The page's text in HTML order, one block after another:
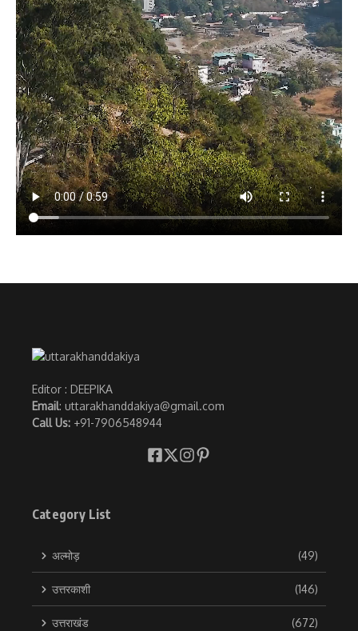
Editor : DEEPIKA
Email: uttarakhanddakiya@gmail.com
Call Us: +91-7906548944
Category List
अल्मोड़ (49)
उत्तरकाशी (146)
उत्तराखंड (672)